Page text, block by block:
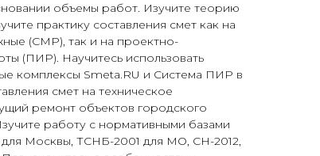
объемы работ. Изучите теорию
практику составления смет как на
(СМР), так и на проектно-
(ПИР). Научитесь использовать
комплексы Smeta.RU и Система ПИР в
смет на техническое
ремонт объектов городского
работу с нормативными базами
Москвы, ТСНБ-2001 для МО, СН-2012,